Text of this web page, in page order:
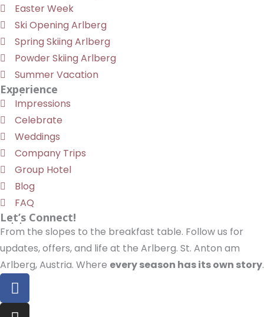
Easter Week
Ski Opening Arlberg
Spring Skiing Arlberg
Powder Skiing Arlberg
Summer Vacation
Experience
Impressions
Celebrate
Weddings
Company Trips
Group Hotel
Blog
FAQ
Let’s Connect!
From the slopes to the breakfast table. Follow us for
updates, offers, and life at the Arlberg. St. Anton am
Arlberg, Austria. Where every season has its own story.
F
a
c
I